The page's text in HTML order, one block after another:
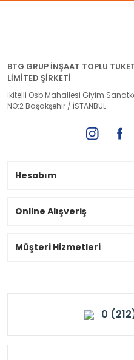
BTG GRUP İNŞAAT TOPLU
LİMİTED ŞİRKETİ
İkitelli Osb Mahallesi Giyim
NO:2 Başakşehir / İSTANBUL
Hesabım
Online Alışveriş
Müşteri Hizmetleri
0